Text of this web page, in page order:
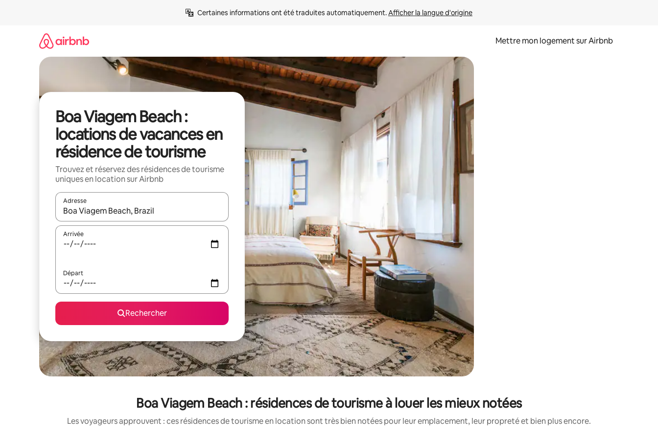
Certaines informations ont été traduites automatiquement. Afficher la langue d'origine
Mettre mon logement sur Airbnb
Boa Viagem Beach :
locations de vacances en
résidence de tourisme
Trouvez et réservez des résidences de tourisme
uniques en location sur Airbnb
Adresse
Lorsque les résultats s'affichent, utilisez les flèches vers le haut et vers le bas pour les parcourir ou en appuyant et en faisant glisser.
Arrivée
Départ
Rechercher
Boa Viagem Beach : résidences de tourisme à louer les mieux notées
Les voyageurs approuvent : ces résidences de tourisme en location sont très bien notées pour leur emplacement, leur propreté et bien plus encore.